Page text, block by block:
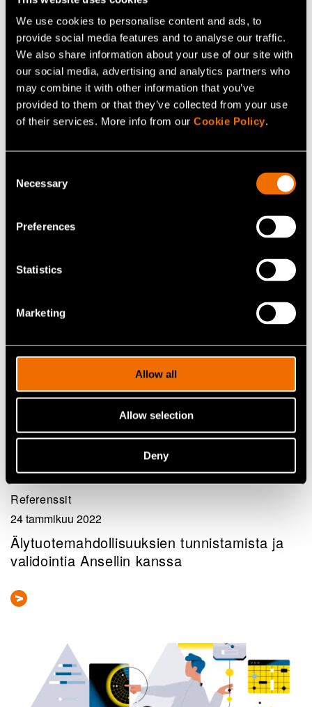
We use cookies to personalise content and ads, to
provide social media features and to analyse our traffic.
We also share information about your use of our site with
our social media, advertising and analytics partners who
may combine it with other information that you’ve
provided to them or that they’ve collected from your use
of their services. More info from our Cookie Policy.
Selection
Necessary
Preferences
Statistics
Marketing
Allow all
Allow selection
Deny
Artikkelit
Hiilidioksidin talteenotolla ja
potentiaalia ilmastovaikutusten
Referenssit
24 tammikuu 2022
Älytuotemahdollisuuksien tunnistamista ja
validointia Ansellin kanssa